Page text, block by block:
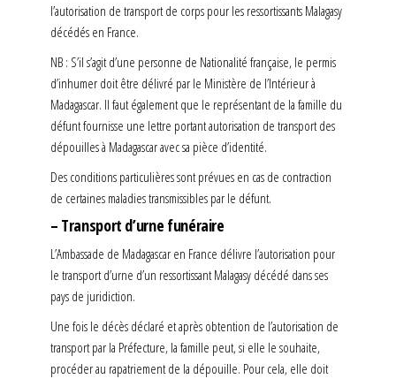
l’autorisation de transport de corps pour les ressortissants Malagasy
décédés en France.
NB : S’il s’agit d’une personne de Nationalité française, le permis
d’inhumer doit être délivré par le Ministère de l’Intérieur à
Madagascar. Il faut également que le représentant de la famille du
défunt fournisse une lettre portant autorisation de transport des
dépouilles à Madagascar avec sa pièce d’identité.
Des conditions particulières sont prévues en cas de contraction
de certaines maladies transmissibles par le défunt.
– Transport d’urne funéraire
L’Ambassade de Madagascar en France délivre l’autorisation pour
le transport d’urne d’un ressortissant Malagasy décédé dans ses
pays de juridiction.
Une fois le décès déclaré et après obtention de l’autorisation de
transport par la Préfecture, la famille peut, si elle le souhaite,
procéder au rapatriement de la dépouille. Pour cela, elle doit